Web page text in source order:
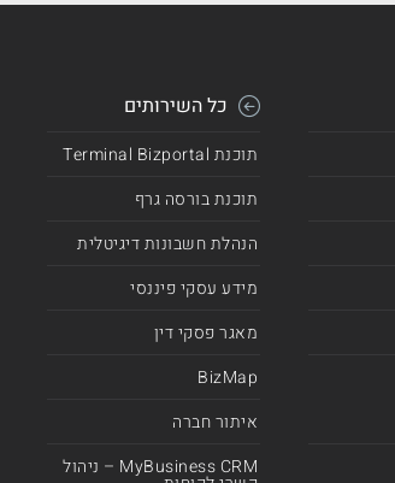
כל השירותים
תוכנת Terminal Bizportal
תוכנת בורסה גרף
הנהלת חשבונות דיגיטלית
מידע עסקי פיננסי
מאגר פסקי דין
BizMap
איתור חברה
MyBusiness CRM – ניהול